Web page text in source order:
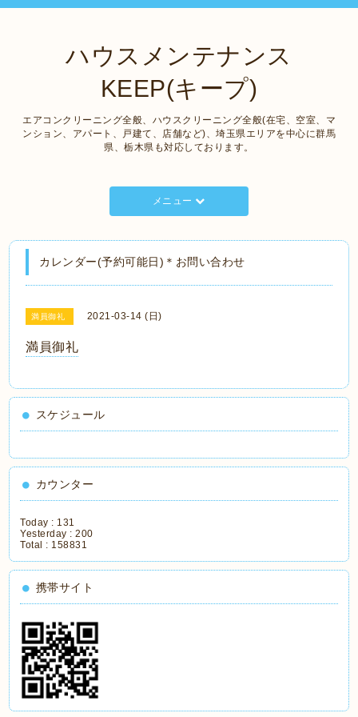
ハウスメンテナンス
KEEP(キープ)
エアコンクリーニング全般、ハウスクリーニング全般(在宅、空室、マ
ンション、アパート、戸建て、店舗など)、埼玉県エリアを中心に群馬
県、栃木県も対応しております。
メニュー
カレンダー(予約可能日)＊お問い合わせ
満員御礼 2021-03-14 (日)
満員御礼
スケジュール
カウンター
Today : 131
Yesterday :200
Total : 158831
携帯サイト